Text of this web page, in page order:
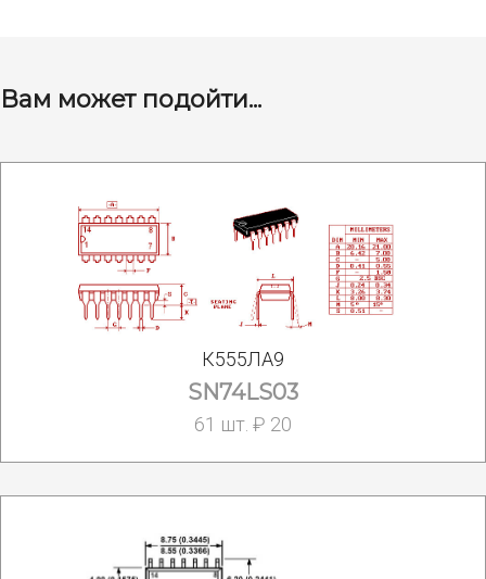
Вам может подойти...
К555ЛА9
SN74LS03
61 шт. ₽ 20